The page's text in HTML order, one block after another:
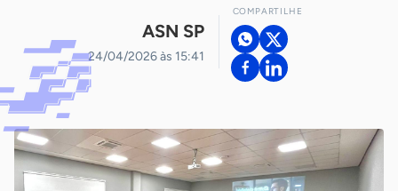
ASN SP
24/04/2026 às 15:41
COMPARTILHE